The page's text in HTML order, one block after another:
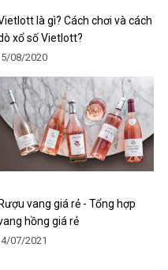
là gì? Cách chơi và cách
xổ số Vietlott?
08/2020
vang giá rẻ - Tổng hợp
hồng giá rẻ
07/2021